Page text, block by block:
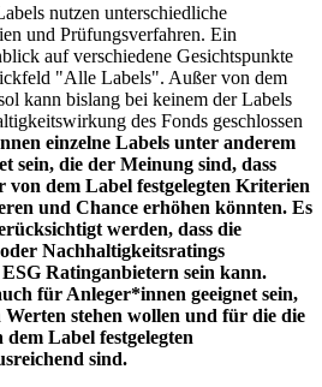
nutzen unterschiedliche
und Prüfungsverfahren. Ein
auf verschiedene Gesichtspunkte
"Alle Labels". Außer von dem
kann bislang bei keinem der Labels
des Fonds geschlossen
einzelne Labels unter anderem
sein, die der Meinung sind, dass
von dem Label festgelegten Kriterien
und Chance erhöhen könnten. Es
werden, dass die
Nachhaltigkeitsratings
Ratinganbietern sein kann.
für Anleger*innen geeignet sein,
stehen wollen und für die die
Label festgelegten
sind.